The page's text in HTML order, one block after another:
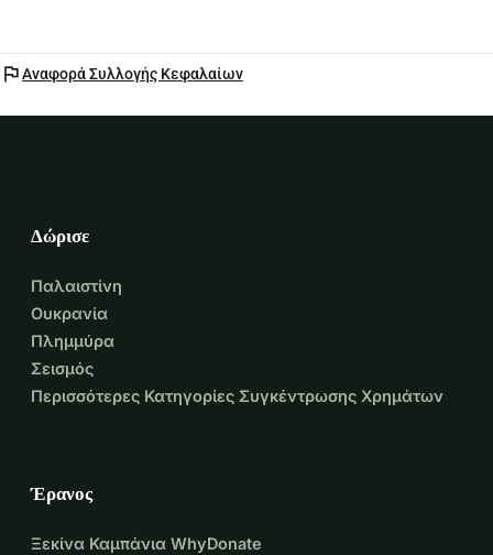
flagΑναφορά Συλλογής Κεφαλαίων
Δώρισε
Παλαιστίνη
Ουκρανία
Πλημμύρα
Σεισμός
Περισσότερες Κατηγορίες Συγκέντρωσης Χρημάτων
Έρανος
Ξεκίνα Καμπάνια WhyDonate